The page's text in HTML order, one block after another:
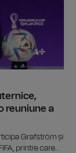
reuniune a
Grafström și
printre care...